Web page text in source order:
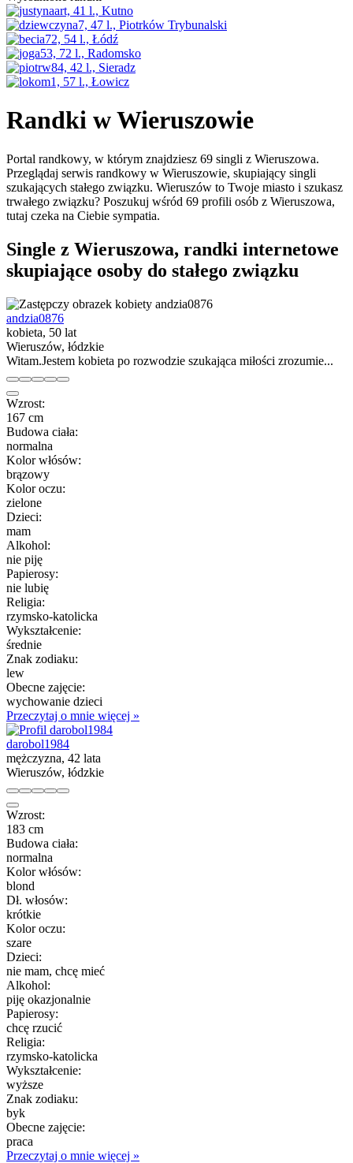
Randki w Wieruszowie
Portal randkowy, w którym znajdziesz 69 singli z Wieruszowa.
Przeglądaj serwis randkowy w Wieruszowie, skupiający singli
szukających stałego związku. Wieruszów to Twoje miasto i szukasz
trwałego związku? Poszukuj wśród 69 profili osób z Wieruszowa,
tutaj czeka na Ciebie sympatia.
Single z Wieruszowa, randki internetowe
skupiające osoby do stałego związku
andzia0876
kobieta, 50 lat
Wieruszów, łódzkie
Witam.Jestem kobieta po rozwodzie szukająca miłości zrozumie...
Wzrost:
167 cm
Budowa ciała:
normalna
Kolor włósów:
brązowy
Kolor oczu:
zielone
Dzieci:
mam
Alkohol:
nie piję
Papierosy:
nie lubię
Religia:
rzymsko-katolicka
Wykształcenie:
średnie
Znak zodiaku:
lew
Obecne zajęcie:
wychowanie dzieci
Przeczytaj o mnie więcej »
darobol1984
mężczyzna, 42 lata
Wieruszów, łódzkie
Wzrost:
183 cm
Budowa ciała:
normalna
Kolor włósów:
blond
Dł. włosów:
krótkie
Kolor oczu:
szare
Dzieci:
nie mam, chcę mieć
Alkohol:
piję okazjonalnie
Papierosy:
chcę rzucić
Religia:
rzymsko-katolicka
Wykształcenie:
wyższe
Znak zodiaku:
byk
Obecne zajęcie:
praca
Przeczytaj o mnie więcej »